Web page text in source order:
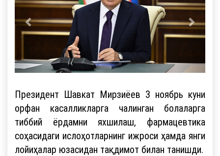
Президент Шавкат Мирзиёев 3 ноябрь куни
орфан касалликларга чалинган болаларга
тиббий ёрдамни яхшилаш, фармацевтика
соҳасидаги ислоҳотларнинг ижроси ҳамда янги
лойиҳалар юзасидан тақдимот билан танишди.